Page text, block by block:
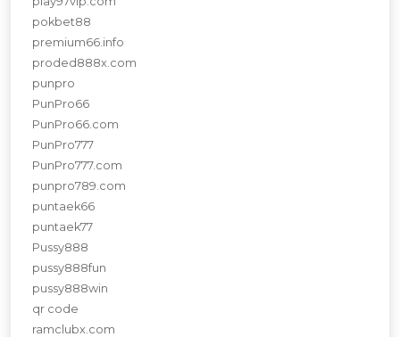
pokbet88
premium66.info
proded888x.com
punpro
PunPro66
PunPro66.com
PunPro777
PunPro777.com
punpro789.com
puntaek66
puntaek77
Pussy888
pussy888fun
pussy888win
qr code
ramclubx.com